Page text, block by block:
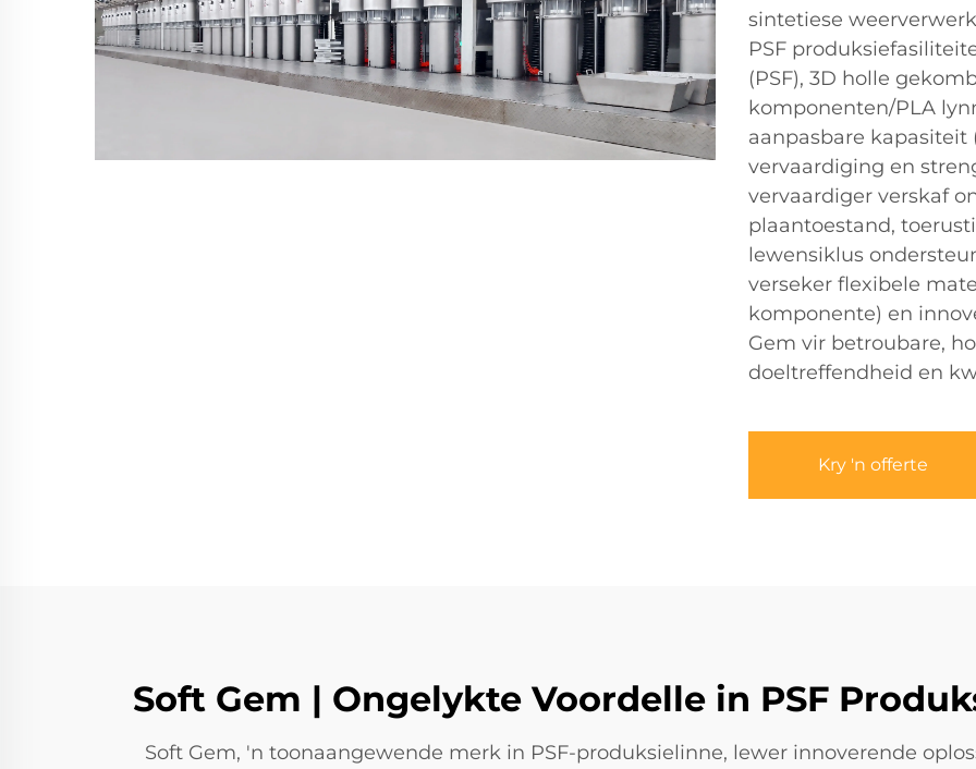
sintetiese
PSF
(PSF), 3D holle
komponenten/PLA
aanpasbare kapasiteit
vervaardiging en
vervaardiger verskaf
plaantoestand,
lewensiklus
verseker flexibele
komponente) en
Gem vir betroubare,
doeltreffendheid en
Kry 'n offerte
Soft Gem | Ongelykte Voordelle in PSF
Soft Gem, 'n toonaangewende merk in PSF-produksielinne, lewer innoverende